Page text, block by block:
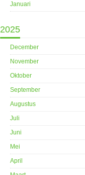
Januari
2025
December
November
Oktober
September
Augustus
Juli
Juni
Mei
April